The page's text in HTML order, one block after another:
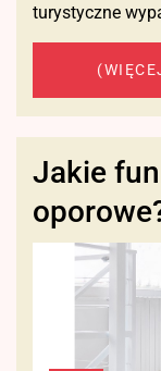
turystyczne
Jakie